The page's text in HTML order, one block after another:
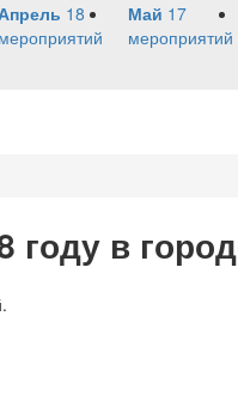
18
мероприятий
Май 17
мероприятий
в